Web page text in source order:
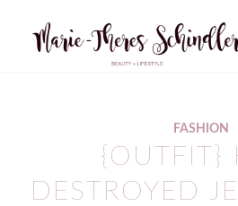
FASHION
{OUTFIT}
DESTROYED